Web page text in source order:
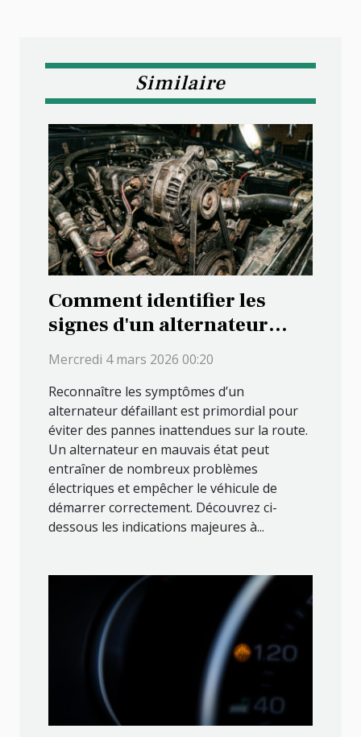
Similaire
Comment identifier les
signes d'un alternateur
défectueux ?
Mercredi 4 mars 2026 00:20
Reconnaître les symptômes d’un
alternateur défaillant est primordial pour
éviter des pannes inattendues sur la route.
Un alternateur en mauvais état peut
entraîner de nombreux problèmes
électriques et empêcher le véhicule de
démarrer correctement. Découvrez ci-
dessous les indications majeures à...